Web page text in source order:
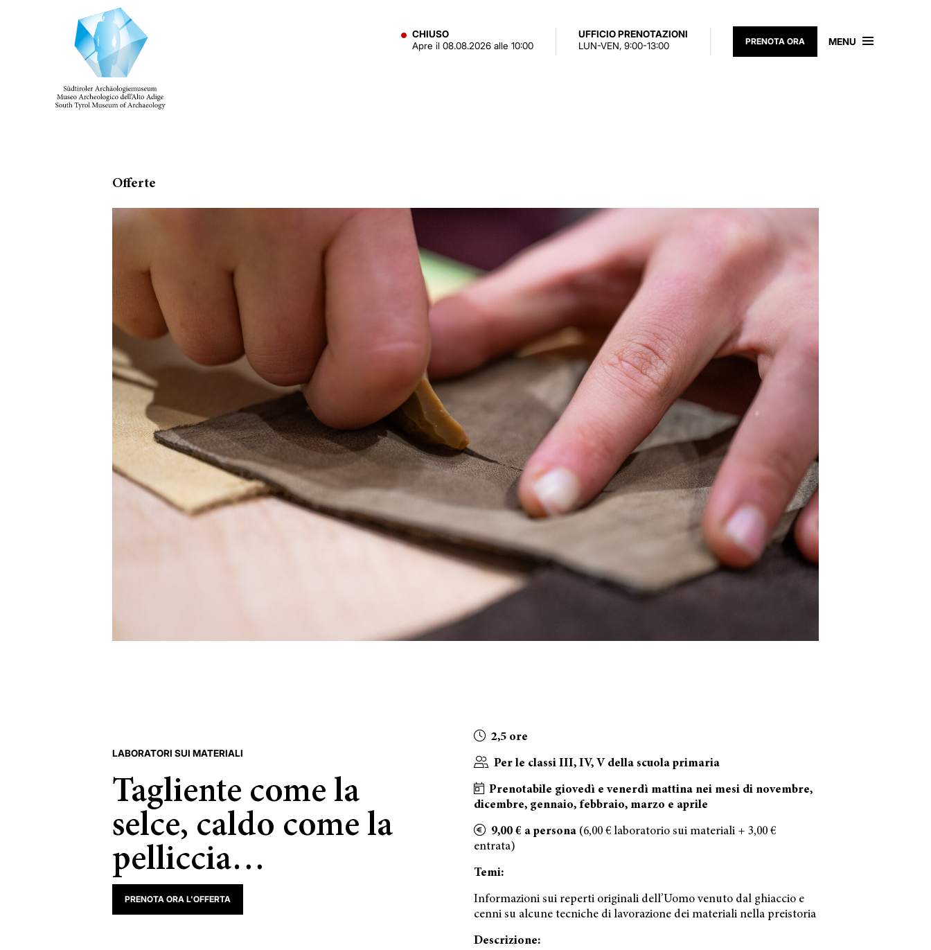
CHIUSO
Apre il 08.08.2026 alle 10:00
UFFICIO PRENOTAZIONI
LUN-VEN, 9:00-13:00
PRENOTA ORA MENU
Offerte
LABORATORI SUI MATERIALI
Tagliente come la
selce, caldo come la
pelliccia…
PRENOTA ORA L'OFFERTA
2,5 ore
Per le classi III, IV, V della scuola primaria
Prenotabile giovedì e venerdì mattina nei mesi di novembre,
dicembre, gennaio, febbraio, marzo e aprile
9,00 € a persona (6,00 € laboratorio sui materiali + 3,00 €
entrata)
Temi:
Informazioni sui reperti originali dell’Uomo venuto dal ghiaccio e
cenni su alcune tecniche di lavorazione dei materiali nella preistoria
Descrizione: